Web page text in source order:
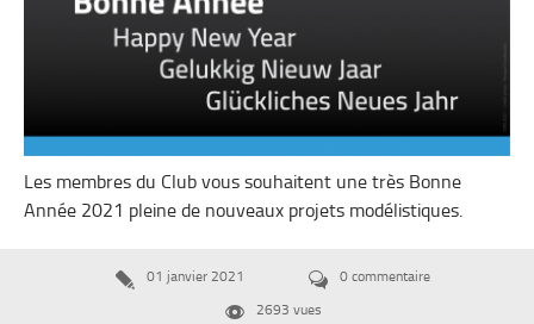
Les membres du Club vous souhaitent une très Bonne
Année 2021 pleine de nouveaux projets modélistiques.
 01 janvier 2021  0 commentaire
 2693 vues